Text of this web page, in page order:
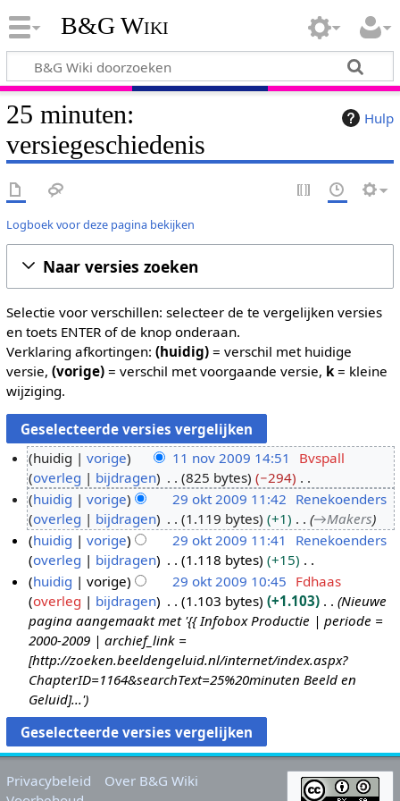
B&G Wiki
Hulp
25 minuten:
versiegeschiedenis
Logboek voor deze pagina bekijken
Naar versies zoeken
Selectie voor verschillen: selecteer de te vergelijken versies
en toets ENTER of de knop onderaan.
Verklaring afkortingen: (huidig)= verschil met huidige
versie, (vorige)= verschil met voorgaande versie, k= kleine
wijziging.
1
o
2
huidig vorige 11 nov 2009 14:51
Bvspall
overleg
bijdragen 825 bytes
−294
G
e
e
n
b
e
w
e
r
k
i
n
g
s
a
9
k
huidig vorige 29 okt 2009 11:42 Renekoenders
overleg
bijdragen 1.119 bytes +1 →Makers
huidig
vorige 29 okt 2009 11:41
Renekoenders
overleg
bijdragen 1.118 bytes
+15
G
e
e
n
b
e
w
e
r
k
i
n
huidig vorige 29 okt 2009 10:45 Fdhaas
overleg
bijdragen 1.103 bytes +1.103
Nieuwe
pagina aangemaakt met '{{ Infobox Productie | periode =
2000-2009 | archief_link =
[http://zoeken.beeldengeluid.nl/internet/index.aspx?
ChapterID=1164&searchText=25%20minuten Beeld en
Geluid]...'
Privacybeleid
Over B&G Wiki